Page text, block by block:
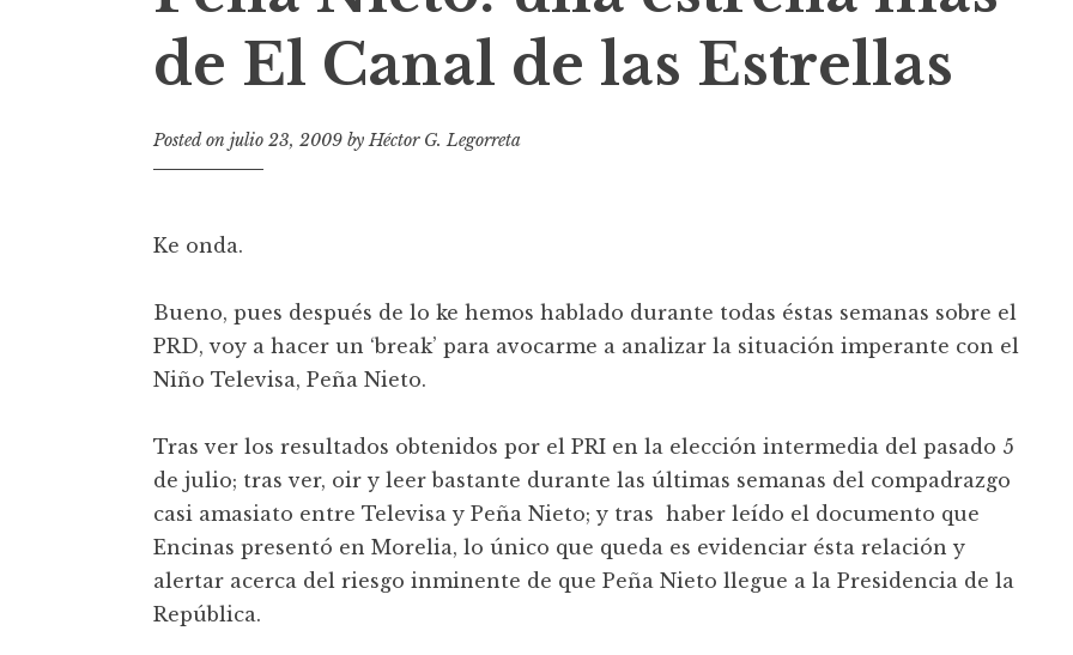
e
t
de El Canal de las Estrellas
Posted on julio 23, 2009 byHéctor G. Legorreta
Ke onda.
Bueno, pues después de lo ke hemos hablado durante todas éstas semanas sobre el
PRD, voy a hacer un ‘break’ para avocarme a analizar la situación imperante con el
Niño Televisa, Peña Nieto.
Tras ver los resultados obtenidos por el PRI en la elección intermedia del pasado 5
de julio; tras ver, oir y leer bastante durante las últimas semanas del compadrazgo
casi amasiato entre Televisa y Peña Nieto; y tras haber leído el documento que
Encinas presentó en Morelia, lo único que queda es evidenciar ésta relación y
alertar acerca del riesgo inminente de que Peña Nieto llegue a la Presidencia de la
República.